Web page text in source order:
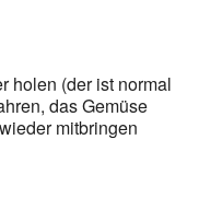
holen (der ist normal
das Gemüse
mitbringen